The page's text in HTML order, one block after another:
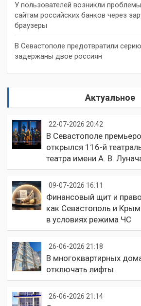
У пользователей возникли
сайтам российских банков через
браузеры
В Севастополе предотвратили
задержаны двое россиян
Актуальное
22-07-2026 20:42
В Севастополе
открылся 116-й
театра имени А. В.
09-07-2026 16:11
Финансовый щит и
как Севастополь и
в условиях режима ЧС
26-06-2026 21:18
В многоквартирных
отключать лифты
26-06-2026 21:14